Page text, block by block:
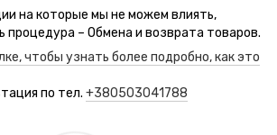
на которые мы не можем влиять,
процедура – Обмена и возврата товаров.
чтобы узнать более подробно, как это
по тел. +380503041788